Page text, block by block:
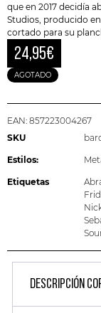
que en 2017 decidía
Studios, producido
cortado para su
24,95€
AGOTADO
EAN: 857223004267
SKU
Estilos:
Etiquetas
DESCRIPCIÓN